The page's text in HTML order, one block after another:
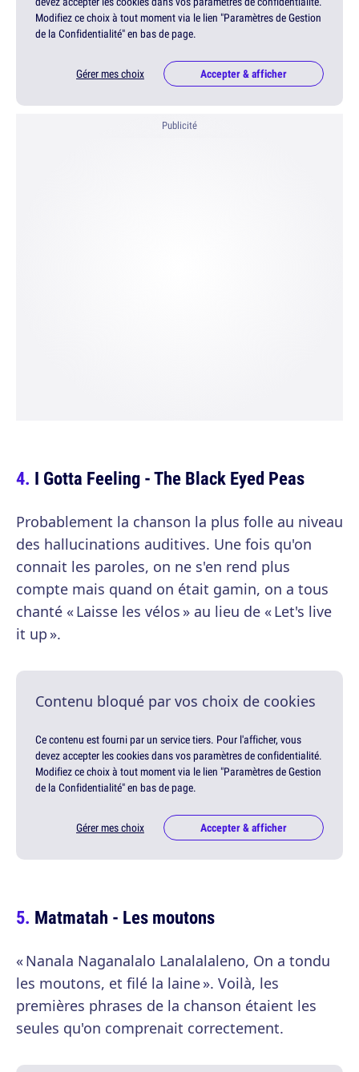
Modifiez ce choix à tout moment via le lien "Paramètres de Gestion
de la Confidentialité" en bas de page.
Gérer mes choix Accepter & afficher
Publicité
I Gotta Feeling - The Black Eyed Peas
Probablement la chanson la plus folle au niveau
des hallucinations auditives. Une fois qu'on
connait les paroles, on ne s'en rend plus
compte mais quand on était gamin, on a tous
chanté « Laisse les vélos » au lieu de « Let's live
it up ».
Contenu bloqué par vos choix de cookies
Ce contenu est fourni par un service tiers. Pour l'afficher, vous
devez accepter les cookies dans vos paramètres de confidentialité.
Modifiez ce choix à tout moment via le lien "Paramètres de Gestion
de la Confidentialité" en bas de page.
Gérer mes choix Accepter & afficher
Matmatah - Les moutons
« Nanala Naganalalo Lanalalaleno, On a tondu
les moutons, et filé la laine ». Voilà, les
premières phrases de la chanson étaient les
seules qu'on comprenait correctement.